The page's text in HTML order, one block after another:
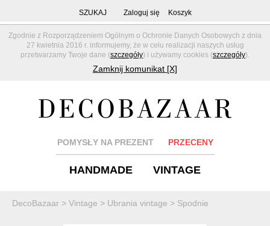
Zgodnie z Rozporządzeniem Ogólnym o Ochronie Danych Osobowych z dnia
27 kwietnia 2016 r. informujemy, że w celu realizacji naszych usług
przetwarzamy Twoje dane (szczegóły) i używamy cookies (szczegóły).
Zamknij komunikat [X]
SZUKAJ Zaloguj się Koszyk
POMYSŁY NA PREZENT PRZECENY
HANDMADE VINTAGE
DecoBazaar > Vintage > Ubrania vintage > Spodnie